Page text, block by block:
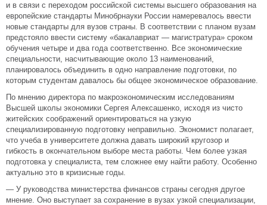
и в связи с переходом российской системы высшего образования на
европейские стандарты Минобрнауки России намеревалось ввести
новые стандарты для вузов страны. В соответствии с планом вузам
предстояло ввести систему «бакалавриат — магистратура» сроком
обучения четыре и два года соответственно. Все экономические
специальности, насчитывающие около 13 наименований,
планировалось объединить в одно направление подготовки, по
которым студентам давалось бы общее экономическое образование.
По мнению директора по макроэкономическим исследованиям
Высшей школы экономики Сергея Алексашенко, исходя из чисто
житейских соображений ориентироваться на узкую
специализированную подготовку неправильно. Экономист полагает,
что учеба в университете должна давать широкий кругозор и
гибкость в окончательном выборе места работы. Чем более узкая
подготовка у специалиста, тем сложнее ему найти работу. Особенно
актуально это в кризисные годы.
— У руководства министерства финансов страны сегодня другое
мнение. Оно выступает за сохранение в вузах узкой специализации,